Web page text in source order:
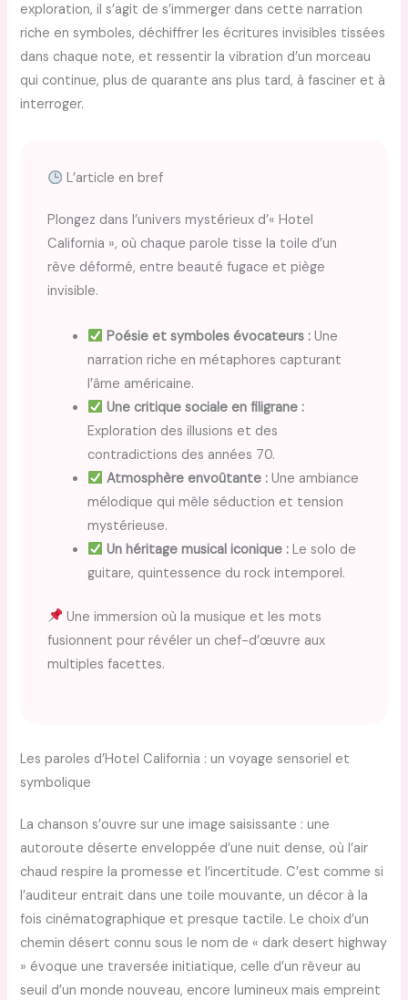
exploration, il s’agit de s’immerger dans cette narration
riche en symboles, déchiffrer les écritures invisibles tissées
dans chaque note, et ressentir la vibration d’un morceau
qui continue, plus de quarante ans plus tard, à fasciner et à
interroger.
L’article en bref
Plongez dans l’univers mystérieux d’« Hotel
California », où chaque parole tisse la toile d’un
rêve déformé, entre beauté fugace et piège
invisible.
Poésie et symboles évocateurs :Une
narration riche en métaphores capturant
l’âme américaine.
Une critique sociale en filigrane :
Exploration des illusions et des
contradictions des années 70.
Atmosphère envoûtante :Une ambiance
mélodique qui mêle séduction et tension
mystérieuse.
Un héritage musical iconique :Le solo de
guitare, quintessence du rock intemporel.
Une immersion où la musique et les mots
fusionnent pour révéler un chef-d’œuvre aux
multiples facettes.
Les paroles d’Hotel California : un voyage sensoriel et
symbolique
La chanson s’ouvre sur une image saisissante : une
autoroute déserte enveloppée d’une nuit dense, où l’air
chaud respire la promesse et l’incertitude. C’est comme si
l’auditeur entrait dans une toile mouvante, un décor à la
fois cinématographique et presque tactile. Le choix d’un
chemin désert connu sous le nom de « dark desert highway
» évoque une traversée initiatique, celle d’un rêveur au
seuil d’un monde nouveau, encore lumineux mais empreint